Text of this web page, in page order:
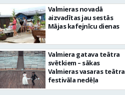
Valmieras novadā
aizvadītas jau sestās
Mājas kafejnīcu dienas
Valmiera gatava teātra
svētkiem – sākas
Valmieras vasaras teātra
festivāla nedēļa